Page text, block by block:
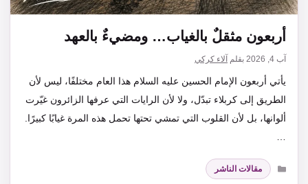
أربعون مثقلٌ بالغياب… ومضيءٌ بالعهد
آب 4, 2026 بقلم آلاء كركي
يأتي أربعون الإمام الحسين عليه السلام هذا العام مختلفًا، ليس لأن
الطريق إلى كربلاء تبدّل، ولا لأن الرايات التي عرفها الزائرون غيّرت
ألوانها، بل لأن القلوب التي تمشي تحتها تحمل هذه المرة غيابًا كبيرًا.
…
التصنيفات
مقالات الناشر